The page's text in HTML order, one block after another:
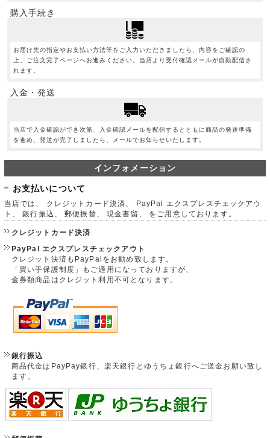
購入手続き
お届け先の指定やお支払い方法等をご入力いただきましたら、内容をご確認の
上、ご注文完了ページへお進みください。当店より受付確認メールが自動配信さ
れます。
入金・発送
当店で入金確認ができ次第、入金確認メールを配信するとともに商品の発送準備
を進め、発送が完了しましたら、メールでお知らせいたします。
インフォメーション
お支払いについて
当店では、 クレジットカード決済、 PayPal エクスプレスチェックアウ
ト、 銀行振込、 郵便振替、 現金書留、 をご用意しております。
クレジットカード決済
PayPal エクスプレスチェックアウト
クレジット決済もPayPalをお勧め致します。
「買い手保護制度」もご適用になっておりますが、
金券類商品はクレジット利用不可となります。
銀行振込
商品代金はPayPay銀行、楽天銀行とゆうちょ銀行へご送金お願い致し
ます。